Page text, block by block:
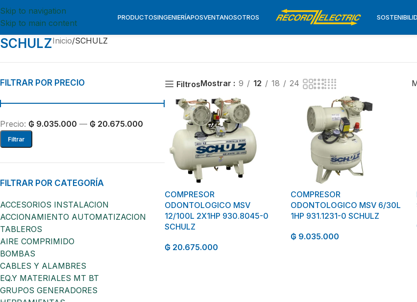
Skip to navigation
Skip to main content
PRODUCTOSINGENIERÍAPOSVENTANOSOTROS
SCHULZInicio SCHULZ
FILTRAR POR PRECIO
Filtrar
Precio: ₲ 9.035.000 — ₲ 20.675.000
FILTRAR POR CATEGORÍA
ACCESORIOS INSTALACION
ACCIONAMIENTO AUTOMATIZACION
TABLEROS
AIRE COMPRIMIDO
BOMBAS
CABLES Y ALAMBRES
EQ.Y MATERIALES MT BT
GRUPOS GENERADORES
FiltrosMostrar 9 12 18 24
COMPRESOR
ODONTOLOGICO MSV
12/100L 2X1HP 930.8045-0
SCHULZ
₲ 20.675.000
COMPRESOR
ODONTOLOGICO MSV 6/30L
1HP 931.1231-0 SCHULZ
₲ 9.035.000